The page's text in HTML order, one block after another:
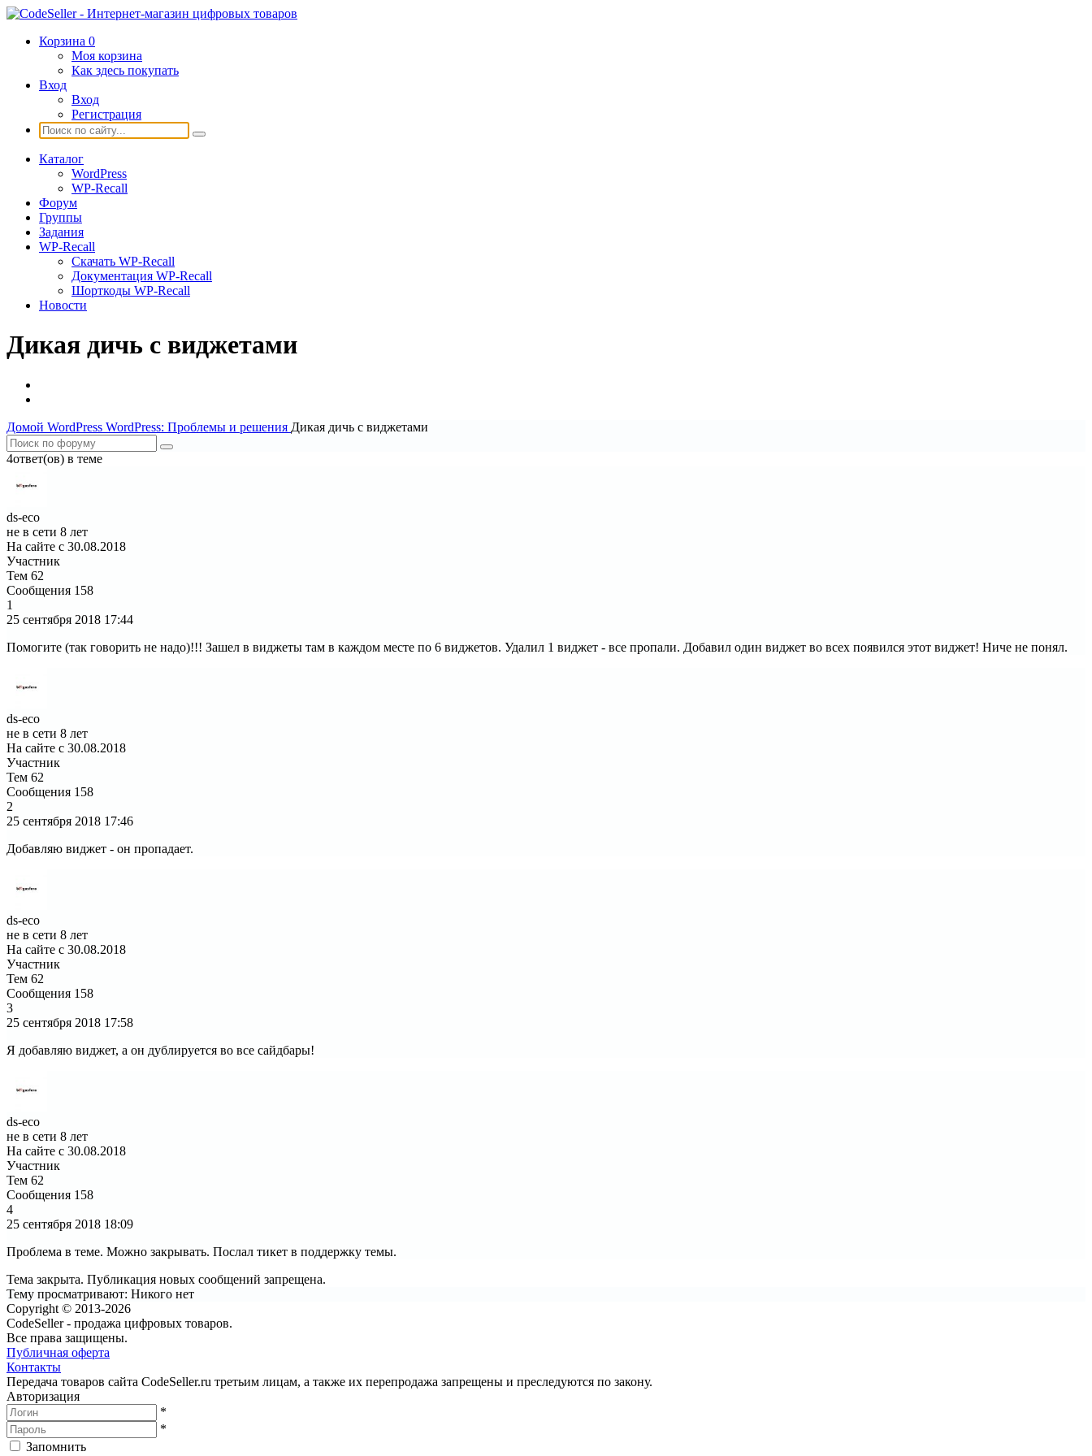
Корзина 0
Моя корзина
Как здесь покупать
Вход
Вход
Регистрация
Каталог
WordPress
WP-Recall
Форум
Группы
Задания
WP-Recall
Скачать WP-Recall
Документация WP-Recall
Шорткоды WP-Recall
Новости
Дикая дичь с виджетами
Домой WordPress WordPress: Проблемы и решения Дикая дичь с виджетами
4ответ(ов) в теме
ds-eco
не в сети 8 лет
На сайте с 30.08.2018
Участник
Тем 62
Сообщения 158
1
25 сентября 2018 17:44
Помогите (так говорить не надо)!!! Зашел в виджеты там в каждом месте по 6 виджетов. Удалил 1 виджет - все пропали. Добавил один виджет во всех появился этот виджет! Ниче не понял.
ds-eco
не в сети 8 лет
На сайте с 30.08.2018
Участник
Тем 62
Сообщения 158
2
25 сентября 2018 17:46
Добавляю виджет - он пропадает.
ds-eco
не в сети 8 лет
На сайте с 30.08.2018
Участник
Тем 62
Сообщения 158
3
25 сентября 2018 17:58
Я добавляю виджет, а он дублируется во все сайдбары!
ds-eco
не в сети 8 лет
На сайте с 30.08.2018
Участник
Тем 62
Сообщения 158
4
25 сентября 2018 18:09
Проблема в теме. Можно закрывать. Послал тикет в поддержку темы.
Тема закрыта. Публикация новых сообщений запрещена.
Тему просматривают: Никого нет
Copyright © 2013-2026
CodeSeller - продажа цифровых товаров.
Все права защищены.
Публичная оферта
Контакты
Передача товаров сайта CodeSeller.ru третьим лицам, а также их перепродажа запрещены и преследуются по закону.
Авторизация
*
*
Запомнить